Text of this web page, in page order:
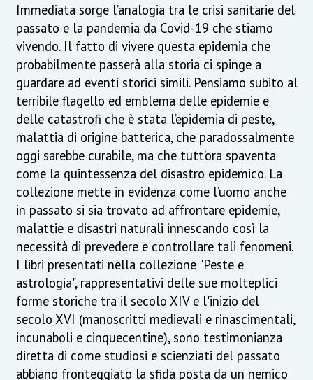
Immediata sorge l’analogia tra le crisi sanitarie del
passato e la pandemia da Covid-19 che stiamo
vivendo. Il fatto di vivere questa epidemia che
probabilmente passerà alla storia ci spinge a
guardare ad eventi storici simili. Pensiamo subito al
terribile flagello ed emblema delle epidemie e
delle catastrofi che è stata l’epidemia di peste,
malattia di origine batterica, che paradossalmente
oggi sarebbe curabile, ma che tutt’ora spaventa
come la quintessenza del disastro epidemico. La
collezione mette in evidenza come l’uomo anche
in passato si sia trovato ad affrontare epidemie,
malattie e disastri naturali innescando così la
necessità di prevedere e controllare tali fenomeni.
I libri presentati nella collezione "Peste e
astrologia", rappresentativi delle sue molteplici
forme storiche tra il secolo XIV e l'inizio del
secolo XVI (manoscritti medievali e rinascimentali,
incunaboli e cinquecentine), sono testimonianza
diretta di come studiosi e scienziati del passato
abbiano fronteggiato la sfida posta da un nemico